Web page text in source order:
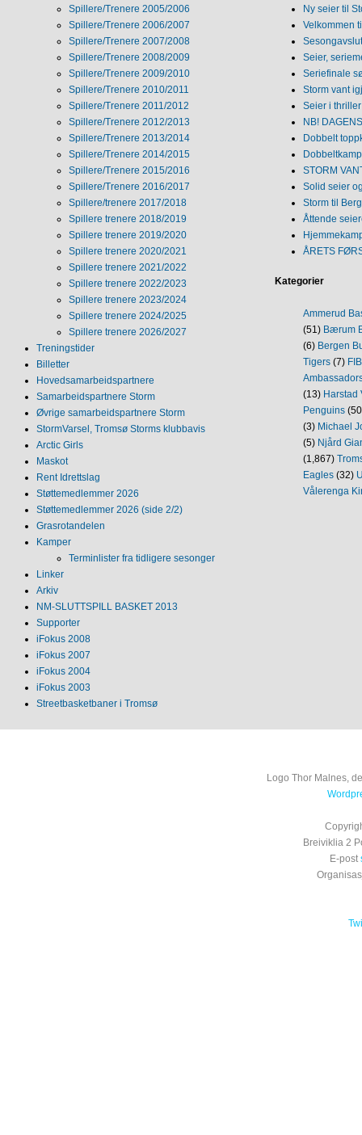
Spillere/Trenere 2005/2006
Spillere/Trenere 2006/2007
Spillere/Trenere 2007/2008
Spillere/Trenere 2008/2009
Spillere/Trenere 2009/2010
Spillere/Trenere 2010/2011
Spillere/Trenere 2011/2012
Spillere/Trenere 2012/2013
Spillere/Trenere 2013/2014
Spillere/Trenere 2014/2015
Spillere/Trenere 2015/2016
Spillere/Trenere 2016/2017
Spillere/trenere 2017/2018
Spillere trenere 2018/2019
Spillere trenere 2019/2020
Spillere trenere 2020/2021
Spillere trenere 2021/2022
Spillere trenere 2022/2023
Spillere trenere 2023/2024
Spillere trenere 2024/2025
Spillere trenere 2026/2027
Treningstider
Billetter
Hovedsamarbeidspartnere
Samarbeidspartnere Storm
Øvrige samarbeidspartnere Storm
StormVarsel, Tromsø Storms klubbavis
Arctic Girls
Maskot
Rent Idrettslag
Støttemedlemmer 2026
Støttemedlemmer 2026 (side 2/2)
Grasrotandelen
Kamper
Terminlister fra tidligere sesonger
Linker
Arkiv
NM‐SLUTTSPILL BASKET 2013
Supporter
iFokus 2008
iFokus 2007
iFokus 2004
iFokus 2003
Streetbasketbaner i Tromsø
Ny seier til
Velkommen
Seier,
Seriefinale
Storm vant
Seier i
NB!
Dobbelt
STORM
Solid seier
Storm til
Åttende
ÅRETS
Kategorier
Ammerud
(51) Bærum
(6) Bergen
Tigers (7)
(13) Harstad
Penguins
(3) Michael
(5) Njård
(1,867)
Eagles (32)
Vålerenga
Logo Thor Malnes,
Breiviklia 2
E-post